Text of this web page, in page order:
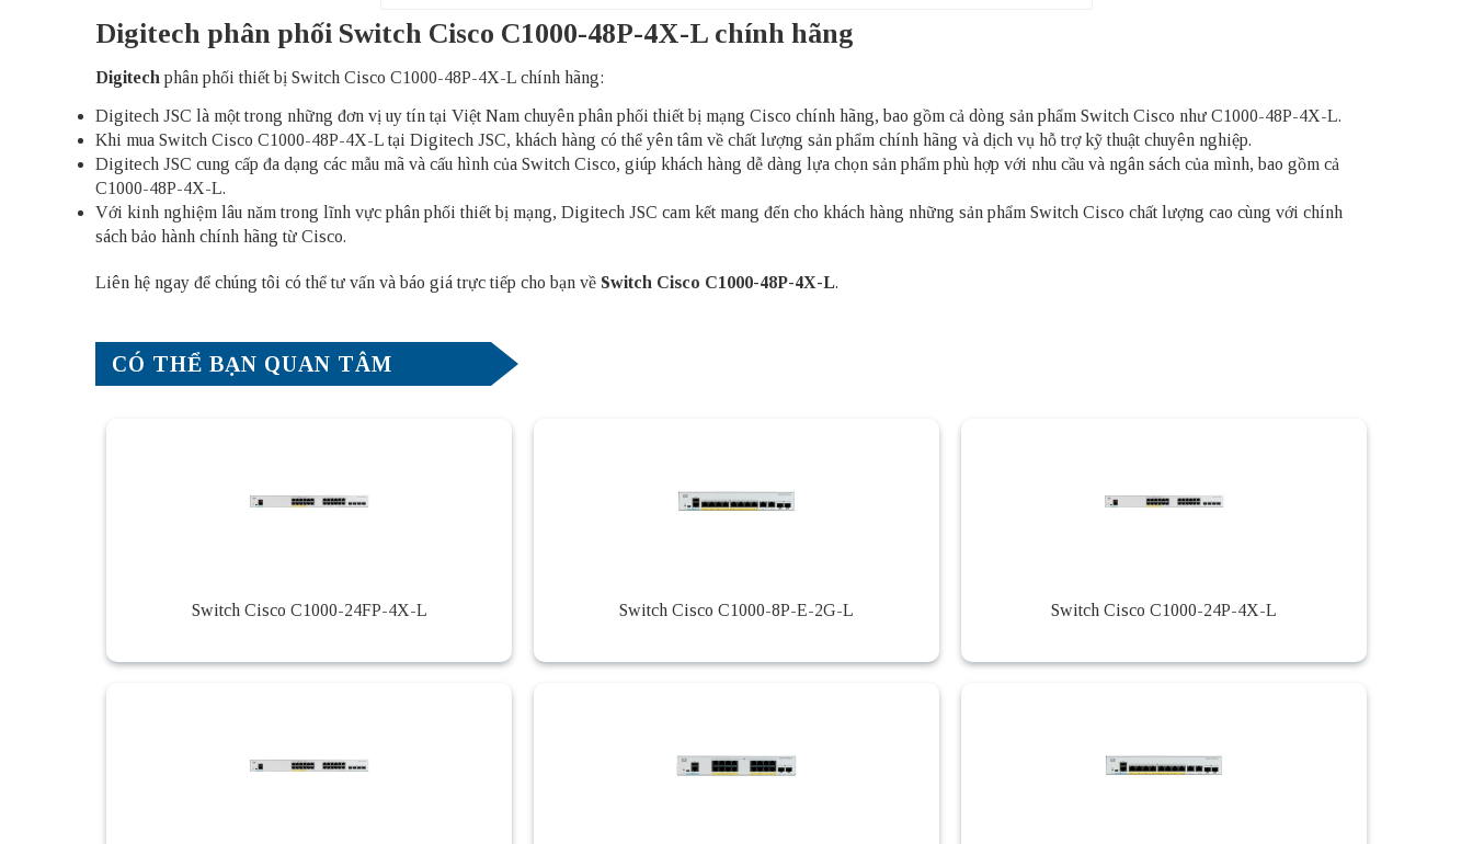
Digitech phân phối Switch Cisco C1000-48P-4X-L chính hãng
Digitech phân phối thiết bị Switch Cisco C1000-48P-4X-L chính hãng:
Digitech JSC là một trong những đơn vị uy tín tại Việt Nam chuyên phân phối thiết bị mạng Cisco chính hãng, bao gồm cả dòng sản phẩm Switch Cisco như C1000-48P-4X-L.
Khi mua Switch Cisco C1000-48P-4X-L tại Digitech JSC, khách hàng có thể yên tâm về chất lượng sản phẩm chính hãng và dịch vụ hỗ trợ kỹ thuật chuyên nghiệp.
Digitech JSC cung cấp đa dạng các mẫu mã và cấu hình của Switch Cisco, giúp khách hàng dễ dàng lựa chọn sản phẩm phù hợp với nhu cầu và ngân sách của mình, bao gồm cả
C1000-48P-4X-L.
Với kinh nghiệm lâu năm trong lĩnh vực phân phối thiết bị mạng, Digitech JSC cam kết mang đến cho khách hàng những sản phẩm Switch Cisco chất lượng cao cùng với chính
sách bảo hành chính hãng từ Cisco.
Liên hệ ngay để chúng tôi có thể tư vấn và báo giá trực tiếp cho bạn về Switch Cisco C1000-48P-4X-L.
CÓ THỂ BẠN QUAN TÂM
Switch Cisco C1000-24FP-4X-L Switch Cisco C1000-8P-E-2G-L Switch Cisco C1000-24P-4X-L